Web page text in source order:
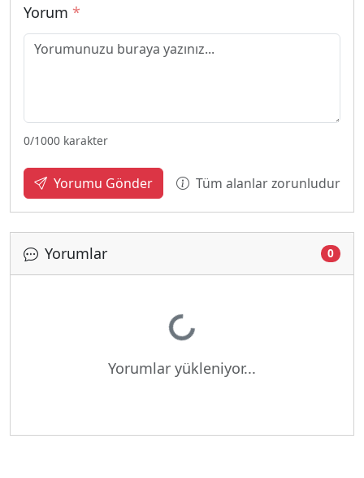
Yorum *
0/1000 karakter
Yorumu Gönder Tüm alanlar zorunludur
Yorumlar 0
Yükleniyor...
Yorumlar yükleniyor...